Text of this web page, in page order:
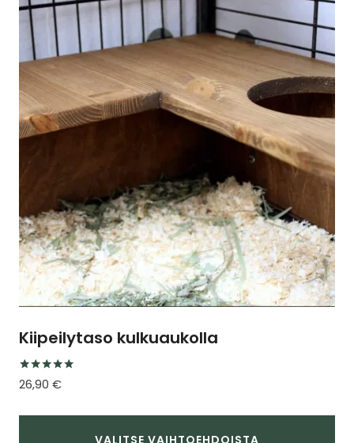
on
useampi
muunnelma.
Voit
tehdä
valinnat
tuotteen
sivulla.
Kiipeilytaso kulkuaukolla
Arvostelu
tuotteesta:
/ 5
26,90 €
VALITSE VAIHTOEHDOISTA